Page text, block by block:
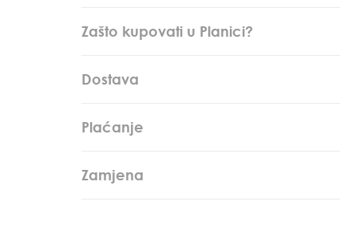
Zašto kupovati u Planici?
Dostava
Plaćanje
Zamjena